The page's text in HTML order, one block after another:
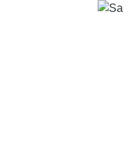
Bildergalerie